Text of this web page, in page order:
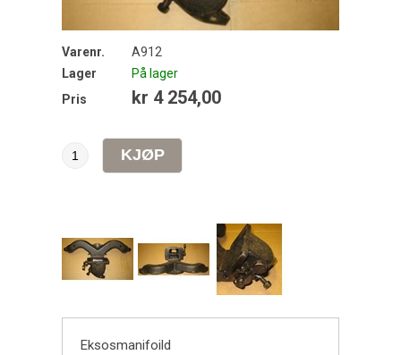
Varenr.
A912
Lager
På lager
Pris
kr 4 254,00
Eksosmanifoild